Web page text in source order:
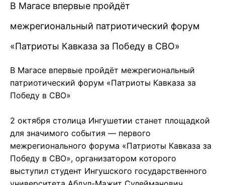
В Магасе впервые пройдёт
межрегиональный патриотический форум
«Патриоты Кавказа за Победу в СВО»
В Магасе впервые пройдёт межрегиональный
патриотический форум «Патриоты Кавказа за
Победу в СВО»
2 октября столица Ингушетии станет площадкой
для значимого события — первого
межрегионального форума «Патриоты Кавказа за
Победу в СВО», организатором которого
выступил студент Ингушского государственного